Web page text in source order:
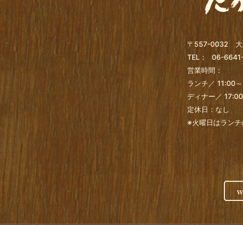
〒557-0032 大
TEL：
06-
営業時間：
ランチ／ 11:00
ディナー／
定休日：なし
※火曜日はラン